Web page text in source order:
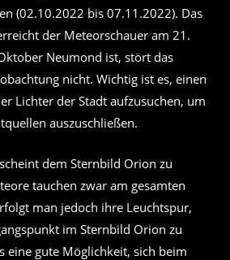
(02.10.2022 bis 07.11.2022). Das
der Meteorschauer am 21.
Neumond ist, stört das
nicht. Wichtig ist es, einen
Lichter der Stadt aufzusuchen, um
auszuschließen.
dem Sternbild Orion zu
tauchen zwar am gesamten
man jedoch ihre Leuchtspur,
im Sternbild Orion zu
eine gute Möglichkeit, sich beim